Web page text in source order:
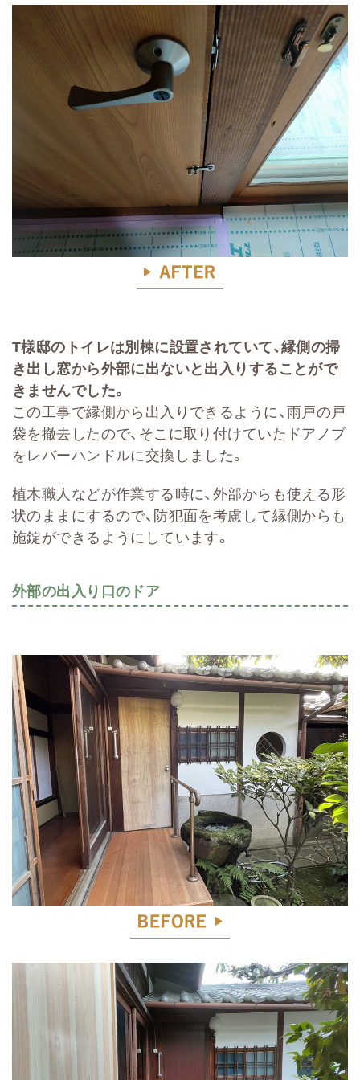
T様邸のトイレは別棟に設置されていて、縁側の掃
き出し窓から外部に出ないと出入りすることがで
きませんでした。
この工事で縁側から出入りできるように、雨戸の戸
袋を撤去したので、そこに取り付けていたドアノブ
をレバーハンドルに交換しました。
植木職人などが作業する時に、外部からも使える形
状のままにするので、防犯面を考慮して縁側からも
施錠ができるようにしています。
外部の出入り口のドア